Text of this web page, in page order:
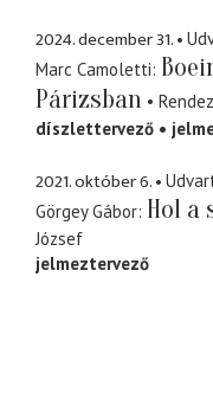
2024. december 31.
Marc Camoletti
Párizsban
díszlettervező
2021. október 6.
Görgey Gábor Hol a
József
jelmeztervező